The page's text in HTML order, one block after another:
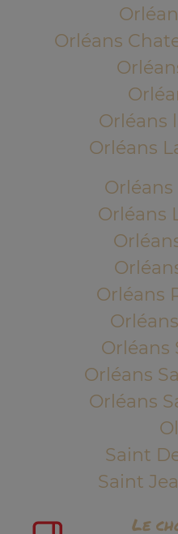
Orléans
Orléans
Orléans
Orléans
Orléans
Orléans
Orléans
Orléans
Orléans
Saint
Saint
Le